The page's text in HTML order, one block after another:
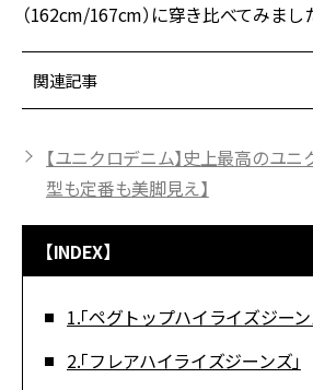
（162cm/167cm）に穿き比べてみまし
関連記事
【ユニクロデニム】史上最高のユニ
型も定番も美脚見え】
【INDEX】
1.「ペグトップハイライズジーン
2.「フレアハイライズジーンズ」